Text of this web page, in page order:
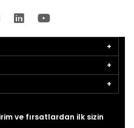
ve fırsatlardan ilk sizin